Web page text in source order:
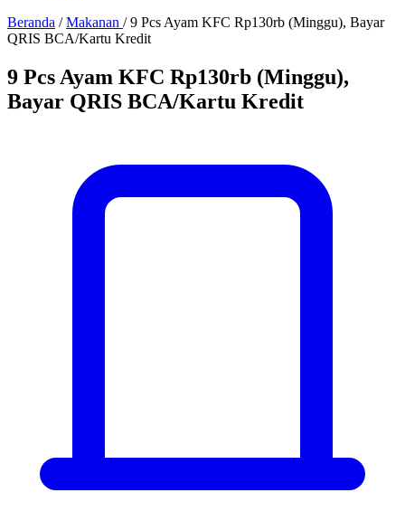
Beranda / Makanan / 9 Pcs Ayam KFC Rp130rb (Minggu), Bayar
QRIS BCA/Kartu Kredit
9 Pcs Ayam KFC Rp130rb (Minggu),
Bayar QRIS BCA/Kartu Kredit